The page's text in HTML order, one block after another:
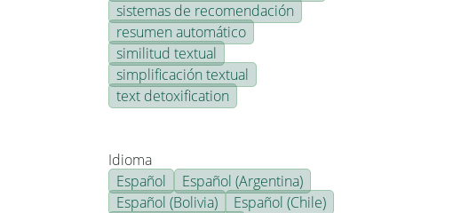
sistemas de recomendación
resumen automático
similitud textual
simplificación textual
text detoxification
Idioma
Español
Español (Argentina)
Español (Bolivia)
Español (Chile)